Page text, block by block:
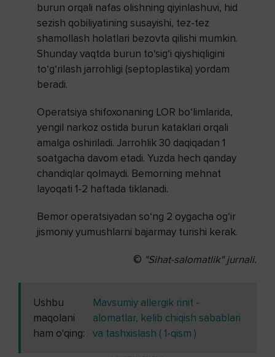
burun orqali nafas olishning qiyinlashuvi, hid
sezish qobiliyatining susayishi, tez-tez
shamollash holatlari bezovta qilishi mumkin.
Shunday vaqtda burun to‘sig‘i qiyshiqligini
to‘g‘rilash jarrohligi (septoplastika) yordam
beradi.
Operatsiya shifoxonaning LOR bo‘limlarida,
yengil narkoz ostida burun kataklari orqali
amalga oshiriladi. Jarrohlik 30 daqiqadan 1
soatgacha davom etadi. Yuzda hech qanday
chandiqlar qolmaydi. Bemorning mehnat
layoqati 1-2 haftada tiklanadi.
Bemor operatsiyadan so‘ng 2 oygacha og‘ir
jismoniy yumushlarni bajarmay turishi kerak.
© "Sihat-salomatlik" jurnali.
Ushbu
maqolani
ham o'qing:
Mavsumiy allergik rinit -
alomatlar, kelib chiqish sabablari
va tashxislash ( 1-qism )